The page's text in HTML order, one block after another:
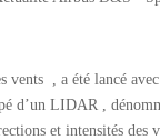
, a été lancé
d’un LIDAR ,
et intensités des